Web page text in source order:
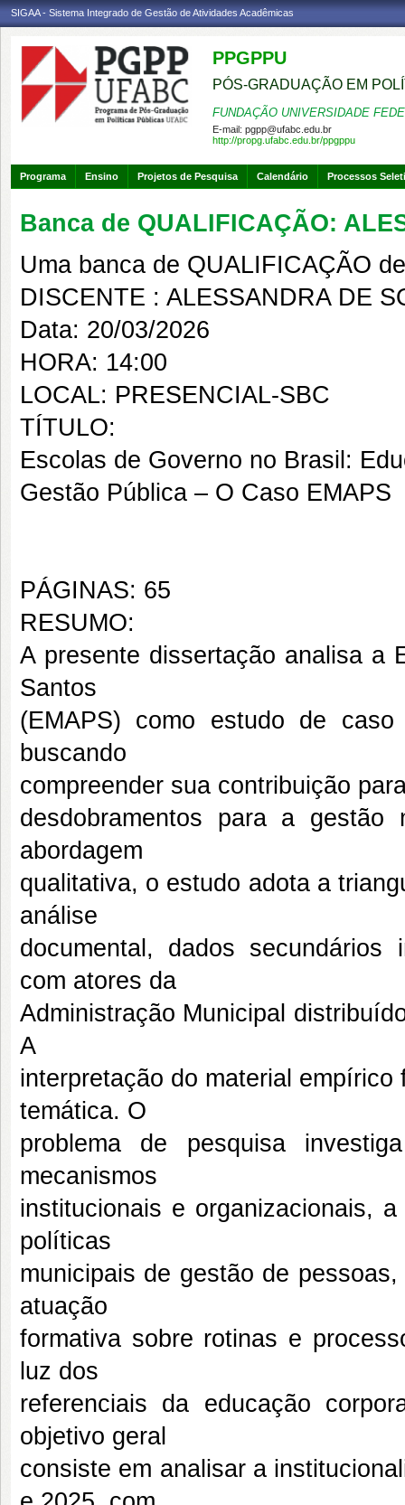
SIGAA - Sistema Integrado de Gestão de Atividades Acadêmicas
PPGPPU
PÓS-GRADUAÇÃO EM
FUNDAÇÃO UNIVERSIDADE
E-mail: pgpp@ufabc.edu.br
http://propg.ufabc.edu.br/ppgppu
Programa Ensino Projetos de Pesquisa Calendário Processos
Banca de QUALIFICAÇÃO:
Uma banca de QUALIFICAÇÃO
DISCENTE : ALESSANDRA DE
Data: 20/03/2026
HORA: 14:00
LOCAL: PRESENCIAL-SBC
TÍTULO:
Escolas de Governo no Brasil:
Gestão Pública – O Caso EMAPS
PÁGINAS: 65
RESUMO:
A presente dissertação analisa a
Santos
(EMAPS) como estudo de
buscando
compreender sua contribuição
desdobramentos para a
abordagem
qualitativa, o estudo adota a
análise
documental, dados secundários
com atores da
Administração Municipal
A
interpretação do material
temática. O
problema de pesquisa
mecanismos
institucionais e organizacionais,
políticas
municipais de gestão de
atuação
formativa sobre rotinas e
luz dos
referenciais da educação
objetivo geral
consiste em analisar a